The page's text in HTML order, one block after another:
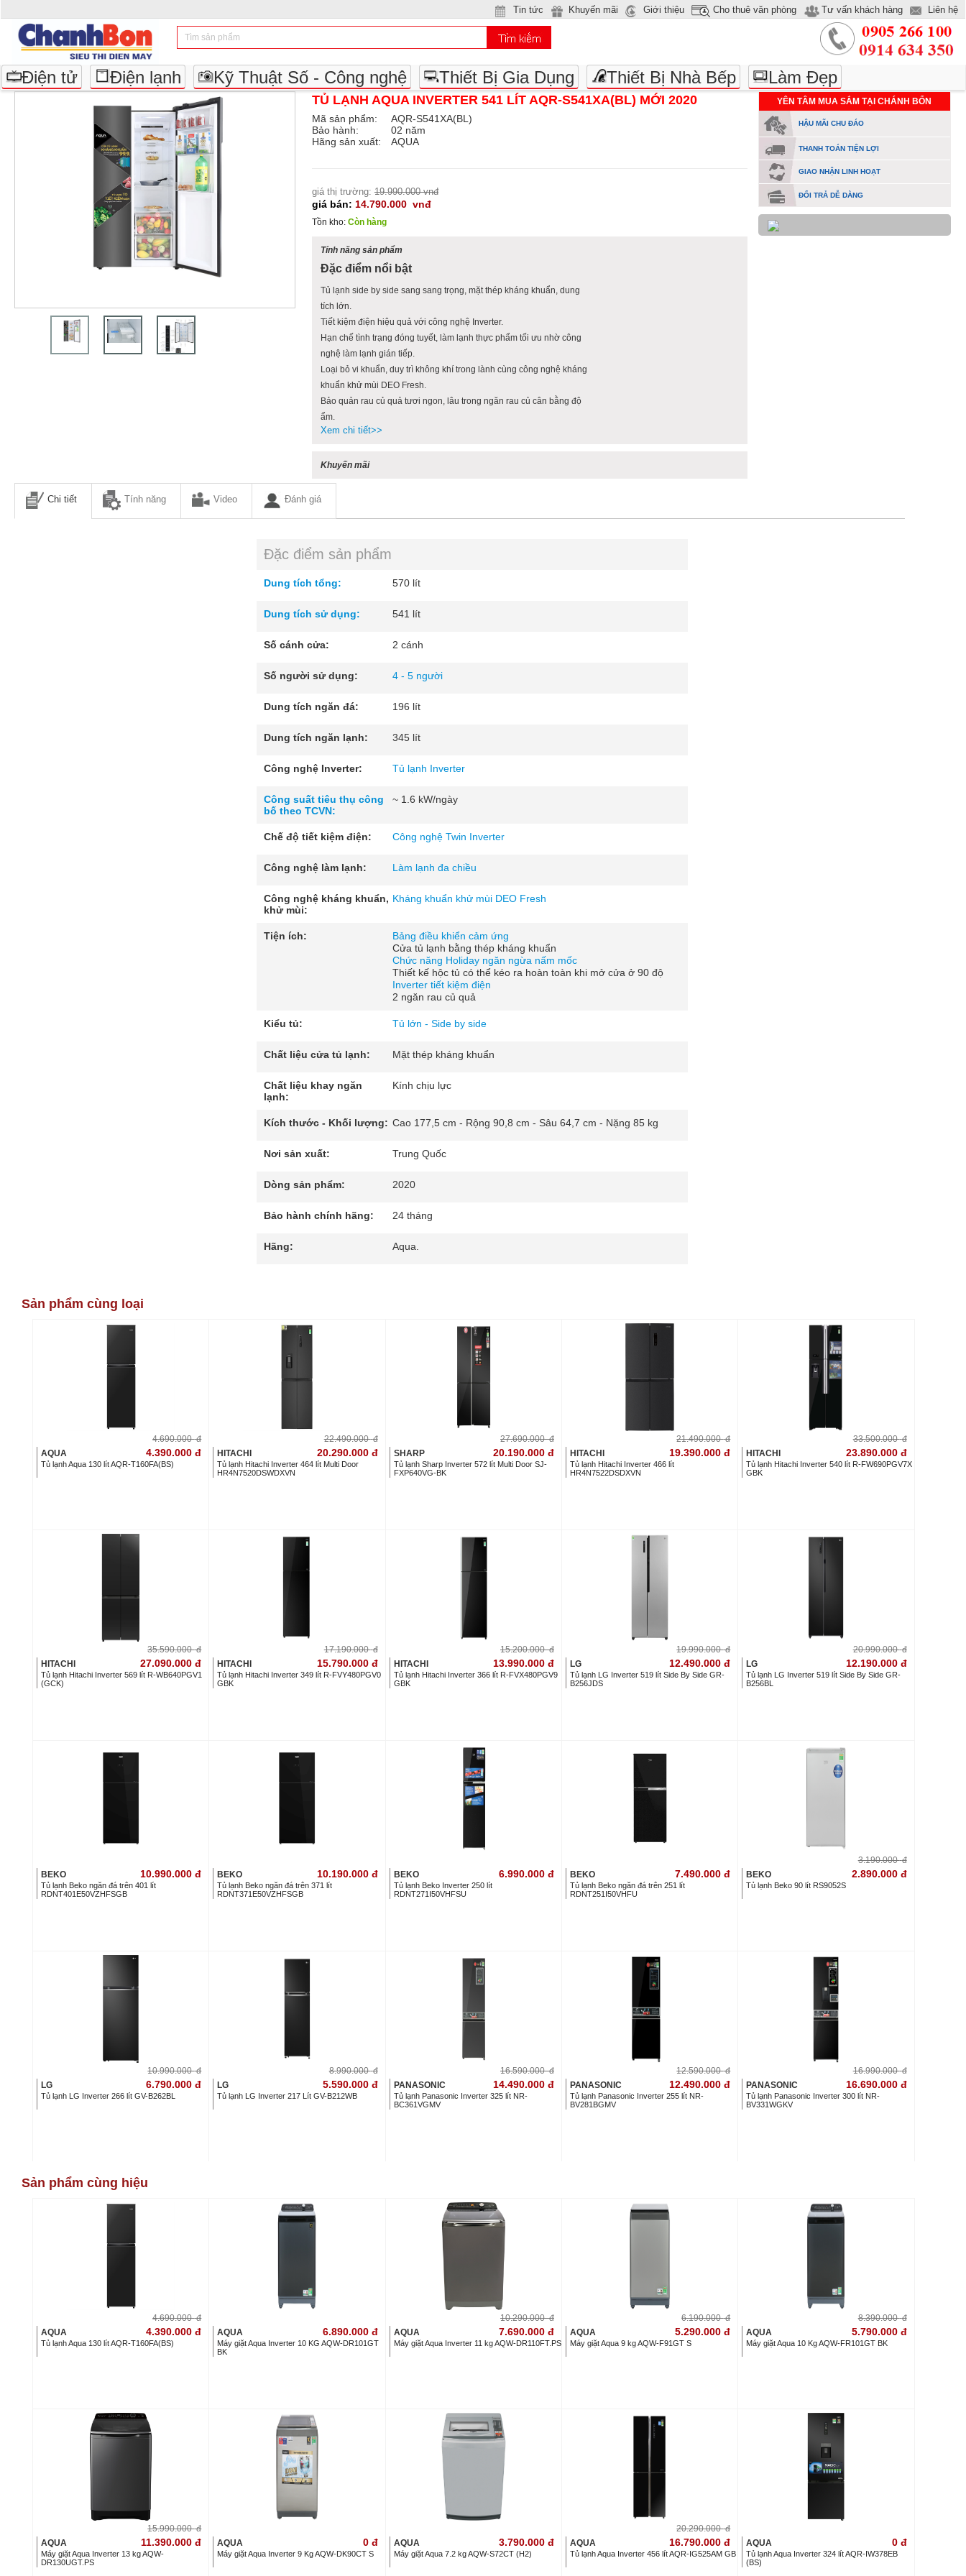
Liên hệ
Tin tức Khuyến mãi Giới thiệu Cho thuê văn phòng Tư vấn khách hàng
Điện tử Điện lạnh Kỹ Thuật Số - Công nghệ Thiết Bị Gia Dụng Thiết Bị Nhà Bếp Làm Đẹp
TỦ LẠNH AQUA INVERTER 541 LÍT AQR-S541XA(BL) MỚI 2020
Mã sản phẩm:
AQR-S541XA(BL)
Bảo hành:
02 năm
Hãng sản xuất:
AQUA
giá thị trường: 19.990.000 vnđ
giá bán: 14.790.000 vnđ
Tồn kho: Còn hàng
Tính năng sản phẩm
Đặc điểm nổi bật
Tủ lạnh side by side sang sang trọng, mặt thép kháng khuẩn, dung
tích lớn.
Tiết kiệm điện hiệu quả với công nghệ Inverter.
Hạn chế tình trạng đóng tuyết, làm lạnh thực phẩm tối ưu nhờ công
nghệ làm lạnh gián tiếp.
Loại bỏ vi khuẩn, duy trì không khí trong lành cùng công nghệ kháng
khuẩn khử mùi DEO Fresh.
Bảo quản rau củ quả tươi ngon, lâu trong ngăn rau củ cân bằng độ
ẩm.
Xem chi tiết>>
Khuyến mãi
YÊN TÂM MUA SẮM TẠI CHÁNH BỔN
HẬU MÃI CHU ĐÁO
THANH TOÁN TIỆN LỢI
GIAO NHẬN LINH HOẠT
ĐỔI TRẢ DỄ DÀNG
Chi tiết Tính năng Video Đánh giá
Đặc điểm sản phẩm
Dung tích tổng: 570 lít
Dung tích sử dụng: 541 lít
Số cánh cửa: 2 cánh
Số người sử dụng: 4 - 5 người
Dung tích ngăn đá: 196 lít
Dung tích ngăn lạnh: 345 lít
Công nghệ Inverter: Tủ lạnh Inverter
Công suất tiêu thụ công
bố theo TCVN:
~ 1.6 kW/ngày
Chế độ tiết kiệm điện: Công nghệ Twin Inverter
Công nghệ làm lạnh: Làm lạnh đa chiều
Công nghệ kháng khuẩn,
khử mùi:
Kháng khuẩn khử mùi DEO Fresh
Tiện ích:
Bảng điều khiển cảm ứng
Cửa tủ lạnh bằng thép kháng khuẩn
Chức năng Holiday ngăn ngừa nấm mốc
Thiết kế hộc tủ có thể kéo ra hoàn toàn khi mở cửa ở 90 độ
Inverter tiết kiệm điện
2 ngăn rau củ quả
Kiểu tủ: Tủ lớn - Side by side
Chất liệu cửa tủ lạnh: Mặt thép kháng khuẩn
Chất liệu khay ngăn
lạnh:
Kính chịu lực
Kích thước - Khối lượng: Cao 177,5 cm - Rộng 90,8 cm - Sâu 64,7 cm - Nặng 85 kg
Nơi sản xuất: Trung Quốc
Dòng sản phẩm: 2020
Bảo hành chính hãng: 24 tháng
Hãng: Aqua.
Sản phẩm cùng loại
4.690.000 đ
AQUA
4.390.000 đ
Tủ lạnh Aqua 130 lít AQR-T160FA(BS)
22.490.000 đ
HITACHI
20.290.000 đ
Tủ lạnh Hitachi Inverter 464 lít Multi Door
HR4N7520DSWDXVN
27.690.000 đ
SHARP
20.190.000 đ
Tủ lạnh Sharp Inverter 572 lít Multi Door SJ-
FXP640VG-BK
21.490.000 đ
HITACHI
19.390.000 đ
Tủ lạnh Hitachi Inverter 466 lít
HR4N7522DSDXVN
33.500.000 đ
HITACHI
23.890.000 đ
Tủ lạnh Hitachi Inverter 540 lít R-FW690PGV7X
GBK
35.590.000 đ
HITACHI
27.090.000 đ
Tủ lạnh Hitachi Inverter 569 lít R-WB640PGV1
(GCK)
17.190.000 đ
HITACHI
15.790.000 đ
Tủ lạnh Hitachi Inverter 349 lít R-FVY480PGV0
GBK
15.200.000 đ
HITACHI
13.990.000 đ
Tủ lạnh Hitachi Inverter 366 lít R-FVX480PGV9
GBK
19.990.000 đ
LG
12.490.000 đ
Tủ lạnh LG Inverter 519 lít Side By Side GR-
B256JDS
20.990.000 đ
LG
12.190.000 đ
Tủ lạnh LG Inverter 519 lít Side By Side GR-
B256BL
BEKO 10.990.000 đ
Tủ lạnh Beko ngăn đá trên 401 lít
RDNT401E50VZHFSGB
BEKO 10.190.000 đ
Tủ lạnh Beko ngăn đá trên 371 lít
RDNT371E50VZHFSGB
BEKO 6.990.000 đ
Tủ lạnh Beko Inverter 250 lít
RDNT271I50VHFSU
BEKO 7.490.000 đ
Tủ lạnh Beko ngăn đá trên 251 lít
RDNT251I50VHFU
3.190.000 đ
BEKO
2.890.000 đ
Tủ lạnh Beko 90 lít RS9052S
10.990.000 đ
LG
6.790.000 đ
Tủ lạnh LG Inverter 266 lít GV-B262BL
8.990.000 đ
LG
5.590.000 đ
Tủ lạnh LG Inverter 217 Lít GV-B212WB
16.590.000 đ
PANASONIC
14.490.000 đ
Tủ lạnh Panasonic Inverter 325 lít NR-
BC361VGMV
12.590.000 đ
PANASONIC
12.490.000 đ
Tủ lạnh Panasonic Inverter 255 lít NR-
BV281BGMV
16.990.000 đ
PANASONIC
16.690.000 đ
Tủ lạnh Panasonic Inverter 300 lít NR-
BV331WGKV
Sản phẩm cùng hiệu
4.690.000 đ
AQUA
4.390.000 đ
Tủ lạnh Aqua 130 lít AQR-T160FA(BS)
AQUA 6.890.000 đ
Máy giặt Aqua Inverter 10 KG AQW-DR101GT
BK
10.290.000 đ
AQUA
7.690.000 đ
Máy giặt Aqua Inverter 11 kg AQW-DR110FT.PS
6.190.000 đ
AQUA
5.290.000 đ
Máy giặt Aqua 9 kg AQW-F91GT S
8.390.000 đ
AQUA
5.790.000 đ
Máy giặt Aqua 10 Kg AQW-FR101GT BK
15.990.000 đ
AQUA
11.390.000 đ
Máy giặt Aqua Inverter 13 kg AQW-
DR130UGT.PS
AQUA 0 đ
Máy giặt Aqua Inverter 9 Kg AQW-DK90CT S
AQUA 3.790.000 đ
Máy giặt Aqua 7.2 kg AQW-S72CT (H2)
20.290.000 đ
AQUA
16.790.000 đ
Tủ lạnh Aqua Inverter 456 lít AQR-IG525AM GB
AQUA 0 đ
Tủ lạnh Aqua Inverter 324 lít AQR-IW378EB
(BS)